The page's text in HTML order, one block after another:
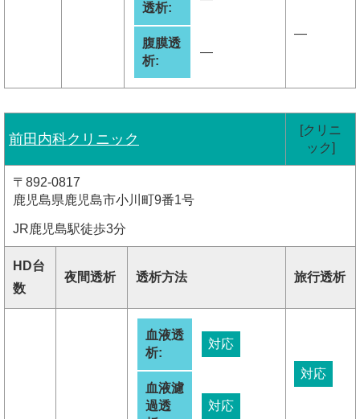
透析:
腹膜透
析:
―
―
前田内科クリニック
[クリニ
ック]
〒892-0817
鹿児島県鹿児島市小川町9番1号
JR鹿児島駅徒歩3分
HD台
数
夜間透析 透析方法 旅行透析
血液透
析:
対応
血液濾
過透
対応
対応